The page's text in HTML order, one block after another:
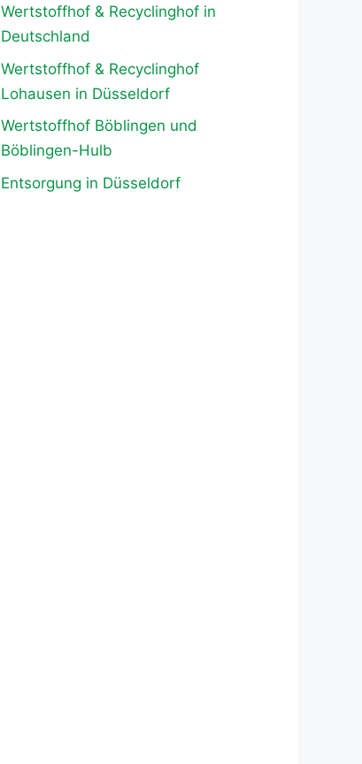
Wertstoffhof & Recyclinghof in
Deutschland
Wertstoffhof & Recyclinghof
Lohausen in Düsseldorf
Wertstoffhof Böblingen und
Böblingen-Hulb
Entsorgung in Düsseldorf